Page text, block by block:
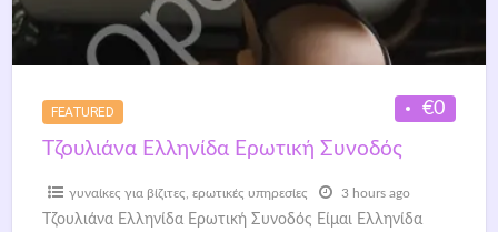
FEATURED
€0
Τζουλιάνα Ελληνίδα Ερωτική Συνοδός
γυναίκες για βίζιτες ερωτικές υπηρεσίες 3 hours ago
Τζουλιάνα Ελληνίδα Ερωτική Συνοδός Είμαι Ελληνίδα